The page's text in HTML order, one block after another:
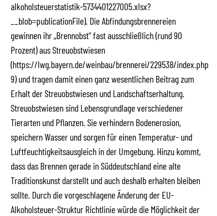
alkoholsteuerstatistik-5734401227005.xlsx?
__blob=publicationFile). Die Abfindungsbrennereien
gewinnen ihr „Brennobst“ fast ausschließlich (rund 90
Prozent) aus Streuobstwiesen
(https://lwg.bayern.de/weinbau/brennerei/229538/index.php
9) und tragen damit einen ganz wesentlichen Beitrag zum
Erhalt der Streuobstwiesen und Landschaftserhaltung.
Streuobstwiesen sind Lebensgrundlage verschiedener
Tierarten und Pflanzen. Sie verhindern Bodenerosion,
speichern Wasser und sorgen für einen Temperatur- und
Luftfeuchtigkeitsausgleich in der Umgebung. Hinzu kommt,
dass das Brennen gerade in Süddeutschland eine alte
Traditionskunst darstellt und auch deshalb erhalten bleiben
sollte. Durch die vorgeschlagene Änderung der EU-
Alkoholsteuer-Struktur Richtlinie würde die Möglichkeit der